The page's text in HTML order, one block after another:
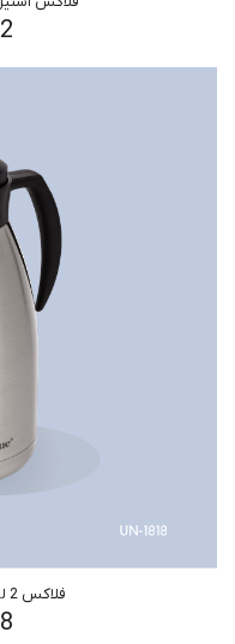
فلاکس 2 لیتر دکمه وسط استیل